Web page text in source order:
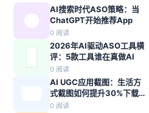
AI搜索时代ASO策略：当
ChatGPT开始推荐App
0 阅读
2026年AI驱动ASO工具横
评：5款工具谁在真做AI
0 阅读
AI UGC应用截图：生活方
式截图如何提升30%下载转
化率
0 阅读